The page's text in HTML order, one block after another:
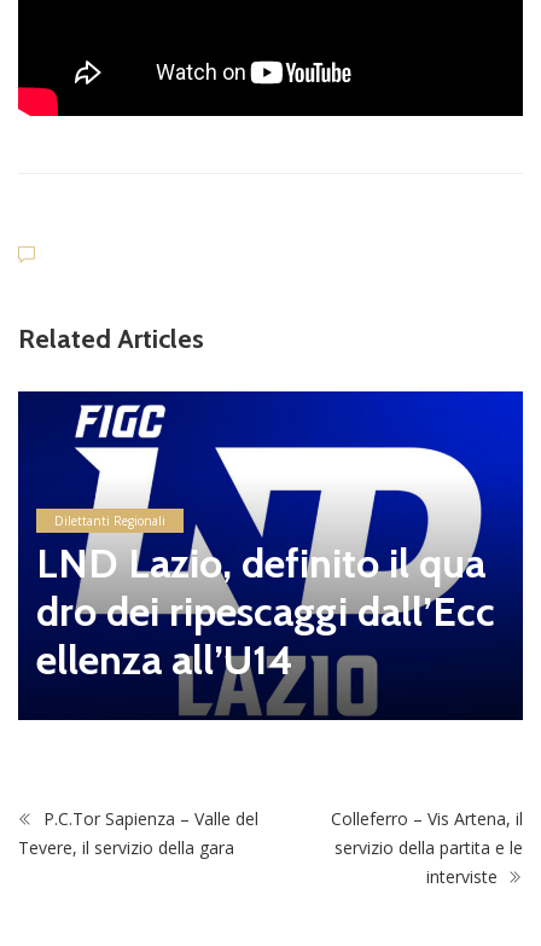
Related Articles
Dilettanti Regionali
LND Lazio, definito il qua
dro dei ripescaggi dall’Ecc
ellenza all’U14
P.C.Tor Sapienza – Valle del
Tevere, il servizio della gara
Colleferro – Vis Artena, il
servizio della partita e le
interviste